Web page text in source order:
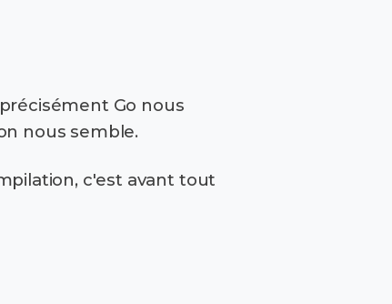
Go nous
nous semble.
c'est avant tout